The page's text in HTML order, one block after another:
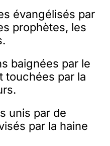
évangélisés par
prophètes, les
baignées par le
touchées par la
unis par de
par la haine